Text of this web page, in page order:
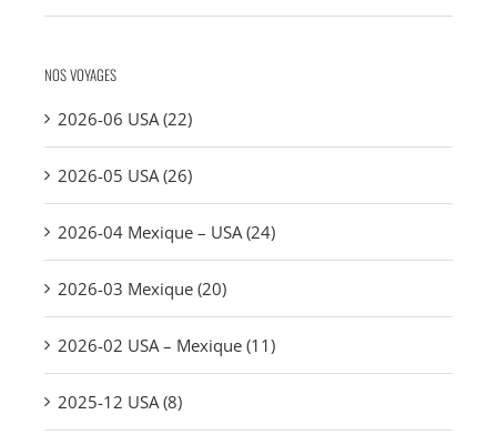
NOS VOYAGES
2026-06 USA (22)
2026-05 USA (26)
2026-04 Mexique – USA (24)
2026-03 Mexique (20)
2026-02 USA – Mexique (11)
2025-12 USA (8)